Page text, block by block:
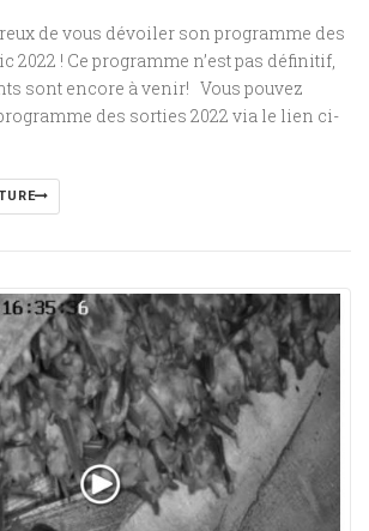
de vous dévoiler son programme des
2022 ! Ce programme n’est pas définitif,
sont encore à venir! Vous pouvez
des sorties 2022 via le lien ci-